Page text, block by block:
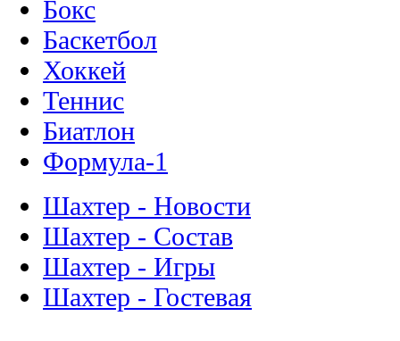
Бокс
Баскетбол
Хоккей
Теннис
Биатлон
Формула-1
Шахтер - Новости
Шахтер - Состав
Шахтер - Игры
Шахтер - Гостевая